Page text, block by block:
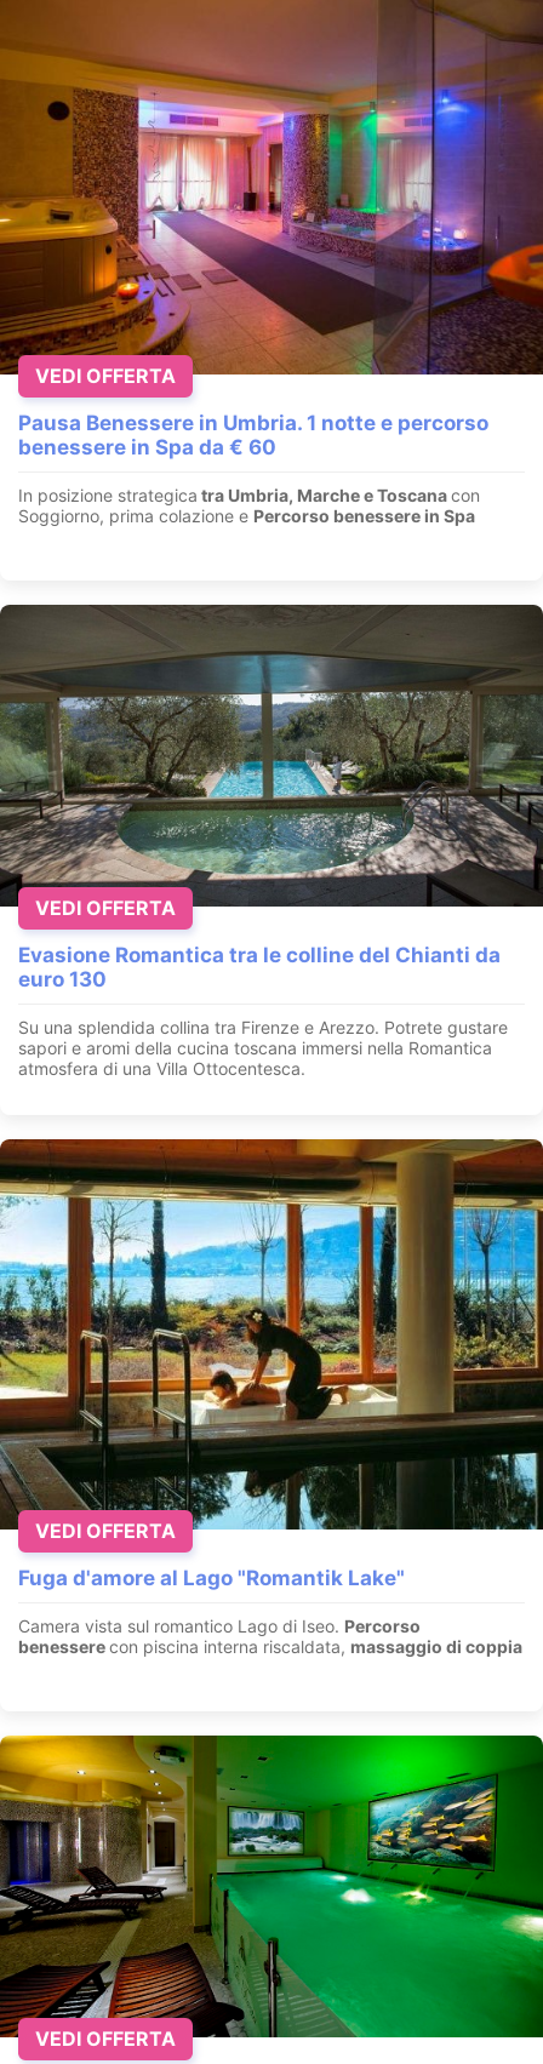
Pausa Benessere in Umbria. 1 notte e percorso
benessere in Spa da € 60
In posizione strategica tra Umbria, Marche e Toscanacon
Soggiorno, prima colazione e Percorso benessere in Spa
VEDI OFFERTA
Evasione Romantica tra le colline del Chianti da
euro 130
Su una splendida collina tra Firenze e Arezzo. Potrete gustare
sapori e aromi della cucina toscana immersi nella Romantica
atmosfera di una Villa Ottocentesca.
VEDI OFFERTA
Fuga d'amore al Lago "Romantik Lake"
Camera vista sul romantico Lago di Iseo. Percorso
benesserecon piscina interna riscaldata, massaggio di coppia
VEDI OFFERTA
VEDI OFFERTA